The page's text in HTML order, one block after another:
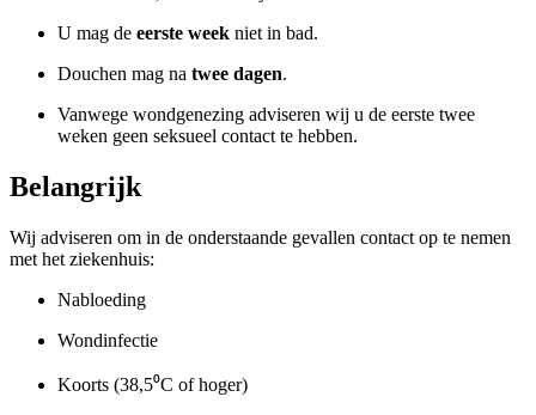
U mag de eerste week niet in bad.
Douchen mag na twee dagen.
Vanwege wondgenezing adviseren wij u de eerste twee
weken geen seksueel contact te hebben.
Belangrijk
Wij adviseren om in de onderstaande gevallen contact op te nemen
met het ziekenhuis:
Nabloeding
Wondinfectie
Koorts (38,5⁰C of hoger)